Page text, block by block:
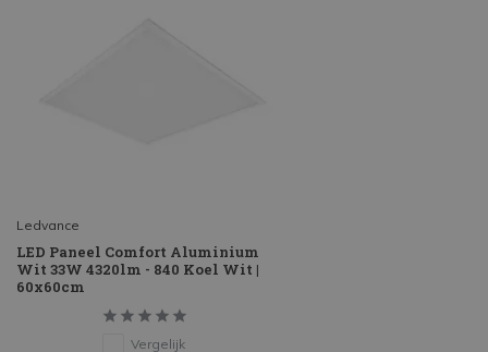
Ledvance
LED Paneel Comfort Aluminium
Wit 33W 4320lm - 840 Koel Wit |
60x60cm
Vergelijk